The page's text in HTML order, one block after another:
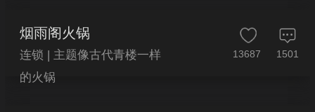
烟雨阁火锅
连锁 | 主题像古代青楼一样
的火锅
13687 1501